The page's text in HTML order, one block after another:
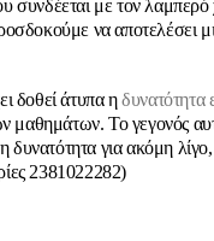
συνδέεται με τον λαμπερό
να αποτελέσει
δοθεί άτυπα ηδυνατότητα
μαθημάτων. Το γεγονός
δυνατότητα για ακόμη
2381022282)